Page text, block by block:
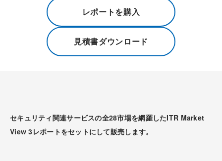
レポートを購入
見積書ダウンロード
セキュリティ関連サービスの全28市場を網羅したITR Market
View 3レポートをセットにして販売します。